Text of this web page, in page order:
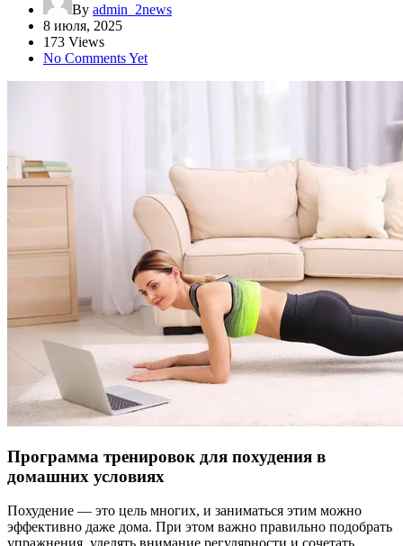
By admin_2news
8 июля, 2025
173 Views
No Comments Yet
Программа тренировок для похудения в
домашних условиях
Похудение — это цель многих, и заниматься этим можно
эффективно даже дома. При этом важно правильно подобрать